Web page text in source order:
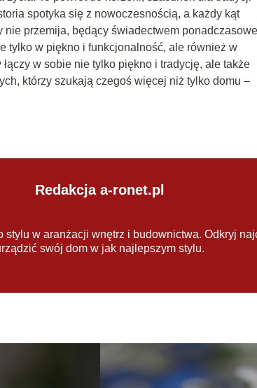
spotyka się z nowoczesnością, a każdy kąt
nie przemija, będący świadectwem
tylko w piękno i funkcjonalność, ale również w
w sobie nie tylko piękno i tradycję, ale także
którzy szukają czegoś więcej niż tylko domu –
Redakcja a-ronet.pl
stylu w aranżacji wnętrz i budownictwa. Odkryj
swój dom w jak najlepszym stylu.